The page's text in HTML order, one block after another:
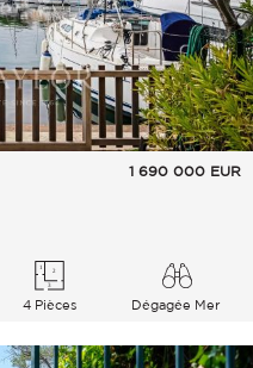
1 690 000 EUR
4 Pièces Dégagée Mer